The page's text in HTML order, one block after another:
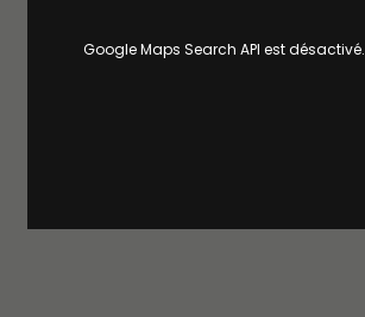
Google Maps Search API est désactivé.